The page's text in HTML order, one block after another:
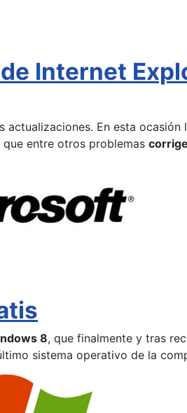
Internet
actualizaciones. En esta
entre otros problemas
8, que finalmente y tras
sistema operativo de la